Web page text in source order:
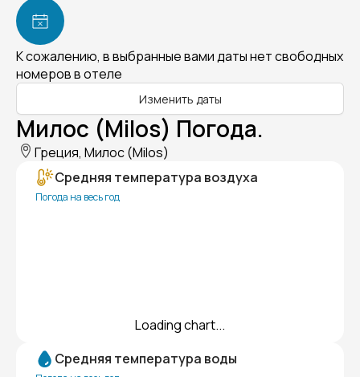
К сожалению, в выбранные вами даты нет свободных
номеров в отеле
Изменить даты
Милос (Milos) Погода.
Греция, Милос (Milos)
Средняя температура воздуха
Погода на весь год
Loading chart...
Средняя температура воды